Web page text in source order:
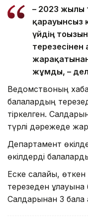
– 2023 жылы
қарауынсыз
үйдің
терезесінен
жұмды, –
Ведомствоның
балалардың
тіркелген.
түрлі дәрежеде
Департамент
өкілдерді
Еске салайық,
терезеден құлауына
Салдарынан 3 бала